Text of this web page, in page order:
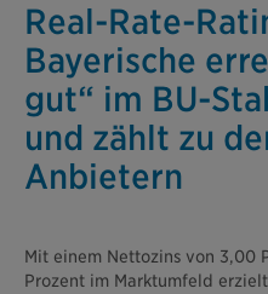
Real-Rate-
Bayerische
gut“ im BU-
und zählt zu
Anbietern
Mit einem Nettozins von 3,00
Prozent im Marktumfeld